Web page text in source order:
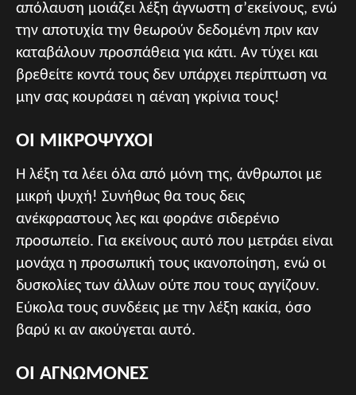
απόλαυση μοιάζει λέξη άγνωστη σ’εκείνους, ενώ
την αποτυχία την θεωρούν δεδομένη πριν καν
καταβάλουν προσπάθεια για κάτι. Αν τύχει και
βρεθείτε κοντά τους δεν υπάρχει περίπτωση να
μην σας κουράσει η αέναη γκρίνια τους!
ΟΙ ΜΙΚΡΟΨΥΧΟΙ
Η λέξη τα λέει όλα από μόνη της, άνθρωποι με
μικρή ψυχή! Συνήθως θα τους δεις
ανέκφραστους λες και φοράνε σιδερένιο
προσωπείο. Για εκείνους αυτό που μετράει είναι
μονάχα η προσωπική τους ικανοποίηση, ενώ οι
δυσκολίες των άλλων ούτε που τους αγγίζουν.
Εύκολα τους συνδέεις με την λέξη κακία, όσο
βαρύ κι αν ακούγεται αυτό.
ΟΙ ΑΓΝΩΜΟΝΕΣ